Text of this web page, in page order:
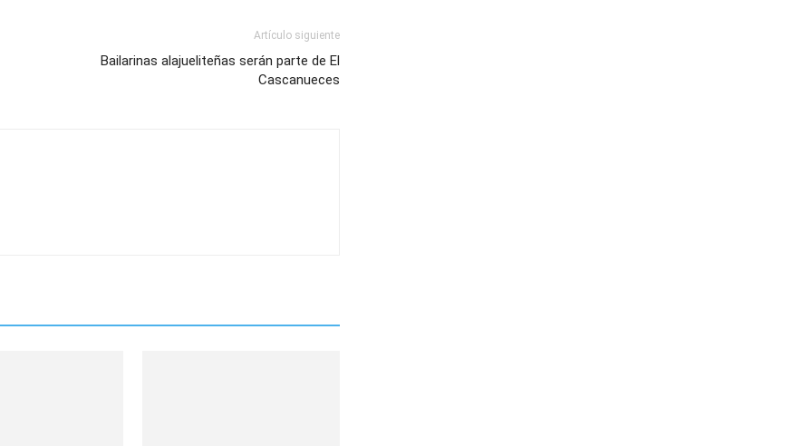
Artículo siguiente
Bailarinas alajueliteñas serán parte de El
Cascanueces